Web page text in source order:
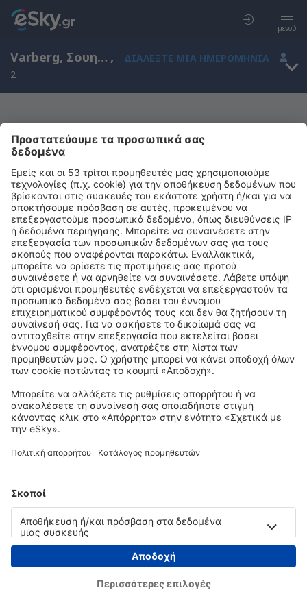
μενού
Varberg, Σουηδία ,
ΔΙΑΛΈΞΤΕ ΜΙΑ ΗΜΕΡΟΜΗΝΊΑ
2
Μας συγχωρείτε, δεν υπάρχουν
αποτελέσματα για την αναζήτησή σας
Προσπαθήστε να κάνετε αναζήτηση με διαφορετικά κριτήρια
Copyright © eSky.gr. Με την επιφύλαξη παντός νομίμου δικαιώματος.